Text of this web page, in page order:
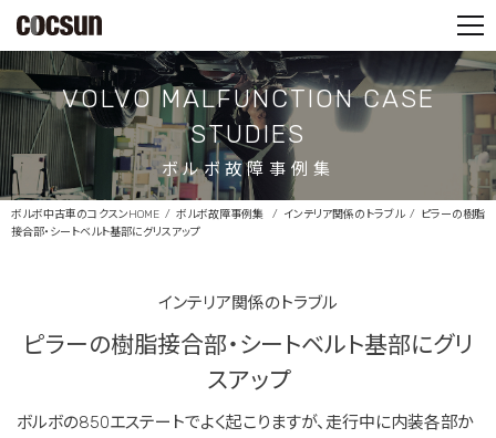
CONTACT
VOLVO MALFUNCTION CASE
STUDIES
ボルボ故障事例集
ボルボ中古車のコクスンHOME ボルボ故障事例集 インテリア関係のトラブル
ピラーの樹脂
接合部・シートベルト基部にグリスアップ
インテリア関係のトラブル
ピラーの樹脂接合部・シートベルト基部にグリ
スアップ
ボルボの850エステートでよく起こりますが、走行中に内装各部か